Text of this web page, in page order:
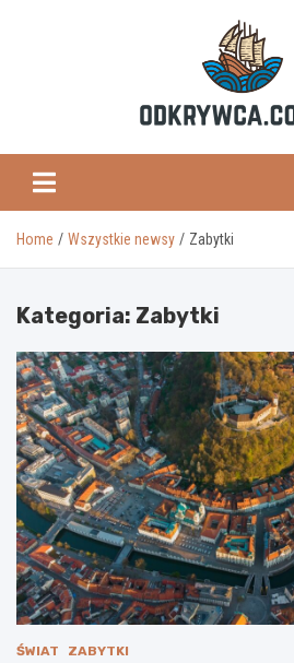
Home Wszystkie newsy Zabytki
Kategoria: Zabytki
ŚWIAT ZABYTKI